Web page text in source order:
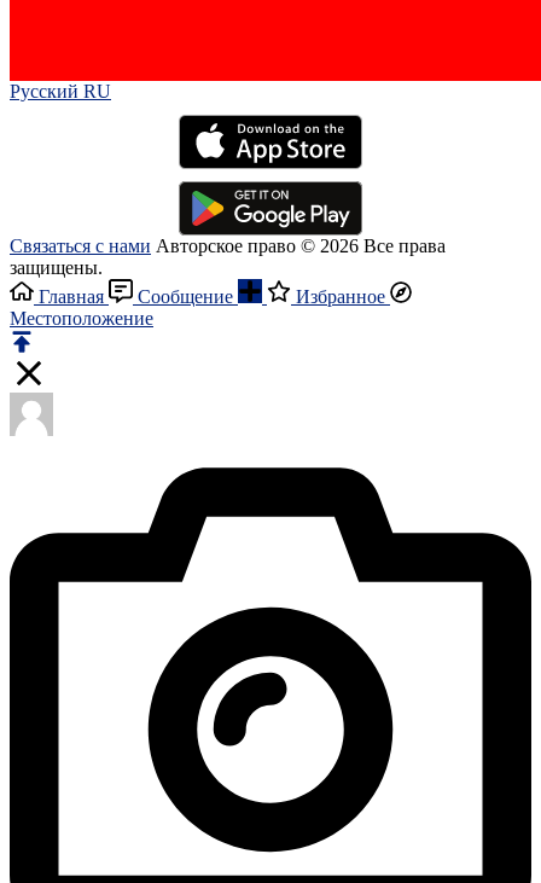
Русский RU‎
Связаться с нами Авторское право © 2026 Все права
защищены.
Главная
Сообщение
Избранное
Местоположение